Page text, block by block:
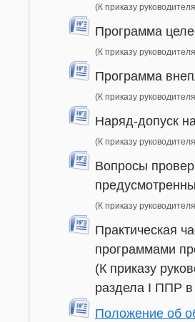
(К приказу
Программа
(К приказу
Программа
(К приказу
Наряд-допуск
(К приказу
Вопросы
(К приказу
Практическая
программами
(К приказу
раздела I ППР
Положение об